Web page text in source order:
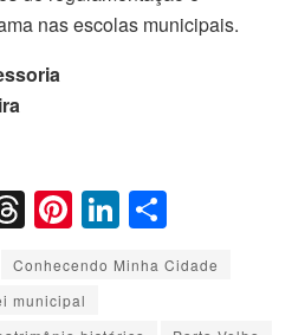
nas escolas municipais.
T
hr
e
a
Pi
nt
er
e
Li
n
k
e
h
ar
e
Conhecendo Minha Cidade
municipal